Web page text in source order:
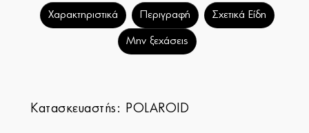
Χαρακτηριστικά Περιγραφή Σχετικά Είδη
Μην ξεχάσεις
Κατασκευαστής: POLAROID